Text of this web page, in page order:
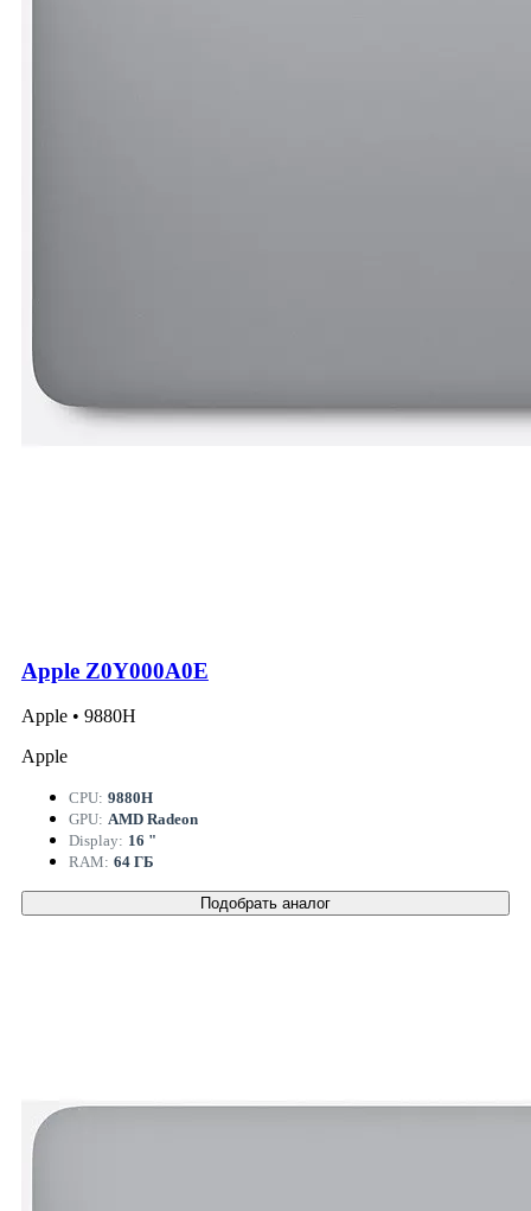
Apple Z0Y000A0E
Apple • 9880H
Apple
CPU: 9880H
GPU: AMD Radeon
Display: 16 "
RAM: 64 ГБ
Подобрать аналог